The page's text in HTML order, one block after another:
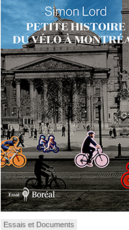
Essais et Documents